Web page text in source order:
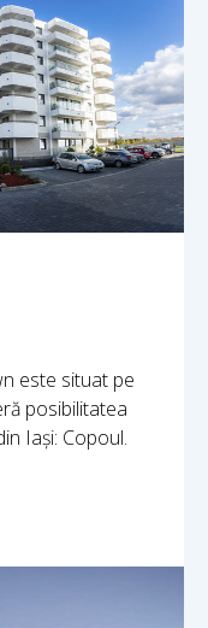
este situat pe
posibilitatea
Iași: Copoul.